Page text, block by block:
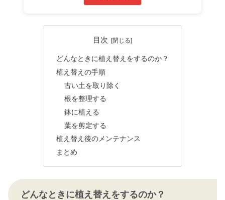
目次
どんなときに植え替えをするのか？
植え替えの手順
古い土を取り除く
根を整理する
鉢に植える
葉を剪定する
植え替え後のメンテナンス
まとめ
どんなときに植え替えをするのか？